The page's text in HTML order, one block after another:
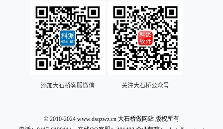
添加大石桥客服微信 关注大石桥公众号
© 2010-2024 www.dsqzwz.cn 大石桥做网站 版权所有